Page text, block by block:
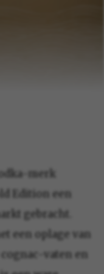
merk
Edition een
gebracht.
een oplage van
vaten en